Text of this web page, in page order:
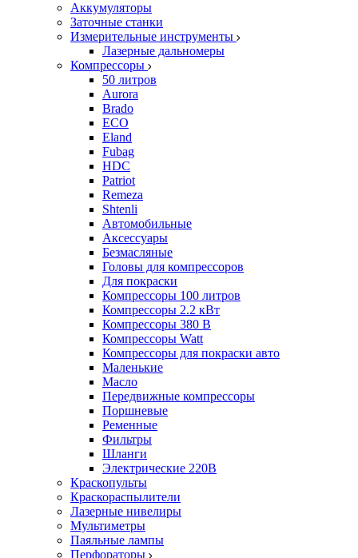
Аккумуляторы
Заточные станки
Измерительные инструменты
Лазерные дальномеры
Компрессоры
50 литров
Aurora
Brado
ECO
Eland
Fubag
HDC
Patriot
Remeza
Shtenli
Автомобильные
Аксессуары
Безмасляные
Головы для компрессоров
Для покраски
Компрессоры 100 литров
Компрессоры 2.2 кВт
Компрессоры 380 В
Компрессоры Watt
Компрессоры для покраски авто
Маленькие
Масло
Передвижные компрессоры
Поршневые
Ременные
Фильтры
Шланги
Электрические 220В
Краскопульты
Краскораспылители
Лазерные нивелиры
Мультиметры
Паяльные лампы
Перфораторы